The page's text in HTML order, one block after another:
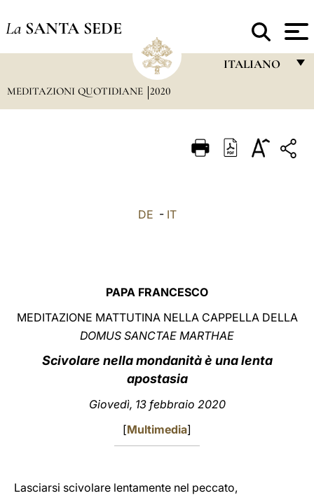
La SANTA SEDE
ITALIANO
ITALIANO
中文
LATINE
MEDITAZIONI QUOTIDIANE 2020
DE - IT
PAPA FRANCESCO
MEDITAZIONE MATTUTINA NELLA CAPPELLA DELLA
DOMUS SANCTAE MARTHAE
Scivolare nella mondanità è una lenta
apostasia
Giovedì, 13 febbraio 2020
[Multimedia]
Lasciarsi scivolare lentamente nel peccato,